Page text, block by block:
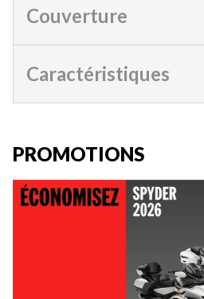
Couverture
Caractéristiques
PROMOTIONS